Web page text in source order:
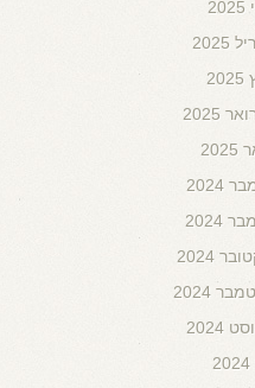
2025
2024
2024
2024
2024
2024